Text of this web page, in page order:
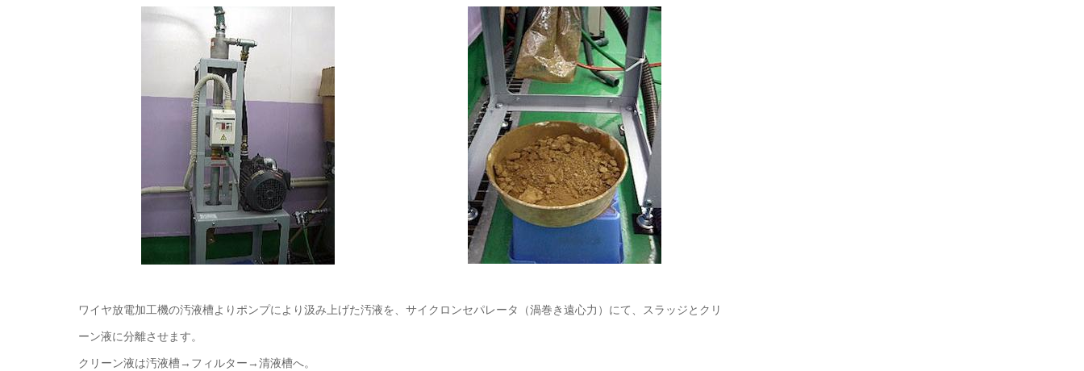
ワイヤ放電加工機の汚液槽よりポンプにより汲み上げた汚液を、サイクロンセパレータ（渦巻き遠心力）にて、スラッジとクリ
ーン液に分離させます。
クリーン液は汚液槽→フィルター→清液槽へ。